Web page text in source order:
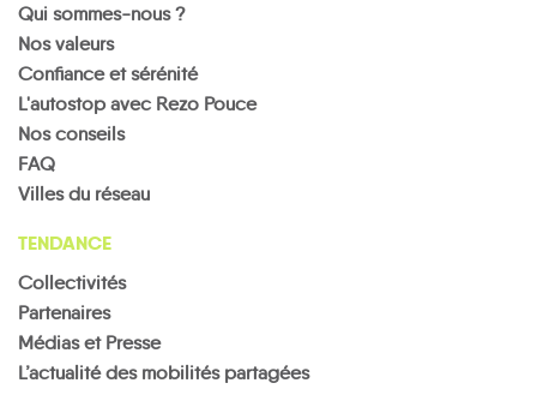
Qui sommes-nous ?
Nos valeurs
Confiance et sérénité
L'autostop avec Rezo Pouce
Nos conseils
FAQ
Villes du réseau
TENDANCE
Collectivités
Partenaires
Médias et Presse
L’actualité des mobilités partagées